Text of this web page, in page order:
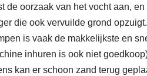
de oorzaak van het vocht aan,
die ook vervuilde grond opzuigt.
is vaak de makkelijkste en
inhuren is ook niet
kan er schoon zand terug